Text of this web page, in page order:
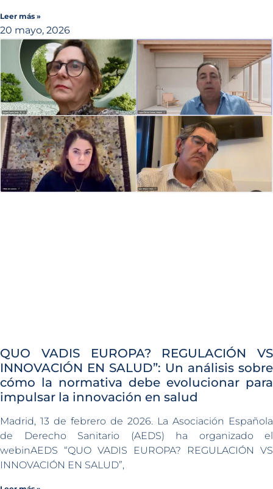
Leer más »
20 mayo, 2026
QUO VADIS EUROPA? REGULACIÓN VS
INNOVACIÓN EN SALUD”: Un análisis sobre
cómo la normativa debe evolucionar para
impulsar la innovación en salud
Madrid, 13 de febrero de 2026. La Asociación Española
de Derecho Sanitario (AEDS) ha organizado el
webinAEDS “QUO VADIS EUROPA? REGULACIÓN VS
INNOVACIÓN EN SALUD”,